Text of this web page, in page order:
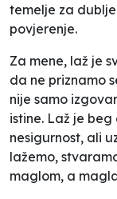
temelje za
povjerenje.
Za mene, laž je
da ne priznamo
nije samo
istine. Laž je
nesigurnost, ali
lažemo,
maglom, a